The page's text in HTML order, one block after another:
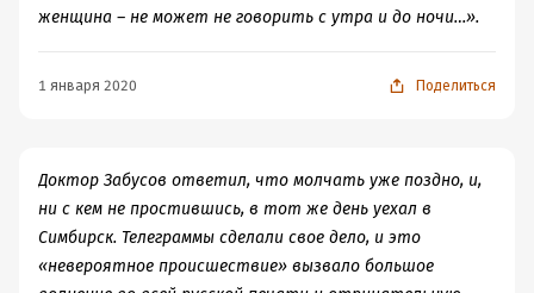
женщина – не может не говорить с утра и до ночи…».
1 января 2020 Поделиться
Доктор Забусов ответил, что молчать уже поздно, и,
ни с кем не простившись, в тот же день уехал в
Симбирск. Телеграммы сделали свое дело, и это
«невероятное происшествие» вызвало большое